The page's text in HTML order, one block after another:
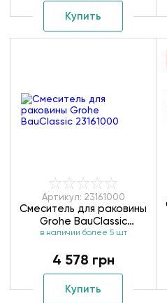
Купить
Артикул: 23161000
Смеситель для раковины
Grohe BauClassic
23161000
в наличии более 5 шт
4 578 грн
Купить